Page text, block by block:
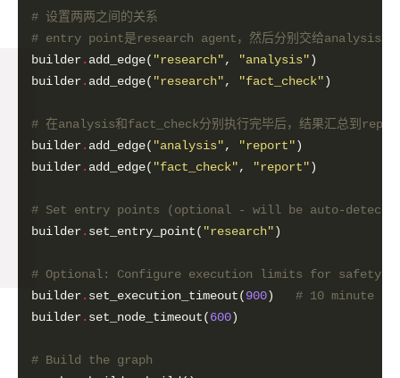
# 设置两两之间的关系
# entry point是research agent，然后分别交给analysis和
builder. add_edge( "research", "analysis"
builder. add_edge( "research", "fact_check"
# 在analysis和fact_check分别执行完毕后，结果汇总到
builder. add_edge( "analysis", "report"
builder. add_edge( "fact_check", "report"
# Set entry points (optional - will be auto-
builder. set_entry_point( "research"
# Optional: Configure execution limits for safety
builder. set_execution_timeout(900) # 10 minute
builder. set_node_timeout(600
# Build the graph